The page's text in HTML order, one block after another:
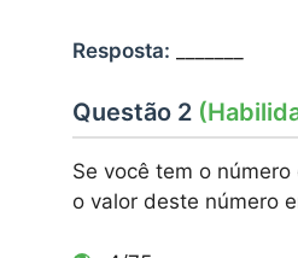
Resposta:
Questão 2
Se você tem o
o valor deste número